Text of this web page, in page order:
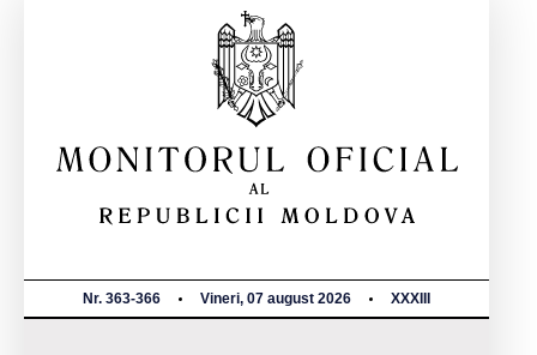
Nr. 363-366 Vineri, 07 august 2026 XXXIII